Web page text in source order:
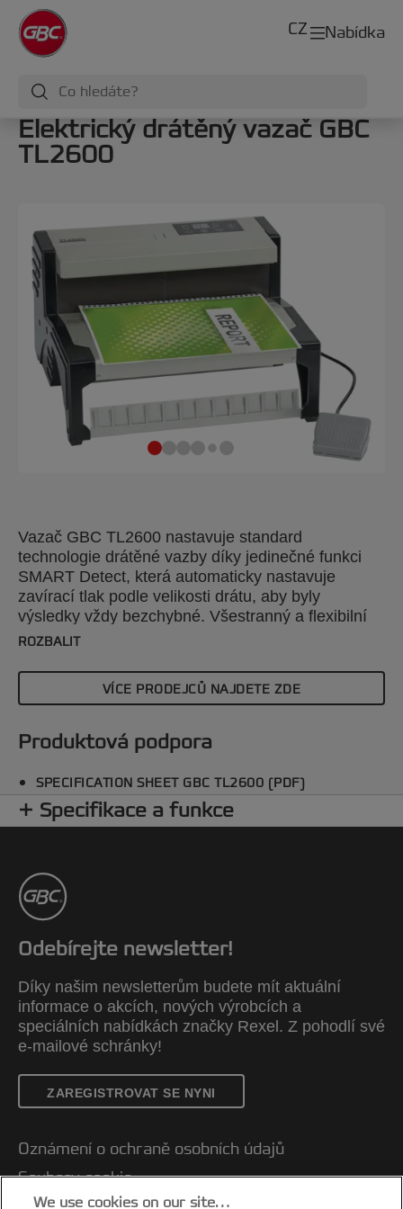
Nabídka
CZ
Elektrický drátěný vazač GBC
TL2600
Vazač GBC TL2600 nastavuje standard
technologie drátěné vazby díky jedinečné funkci
SMART Detect, která automaticky nastavuje
zavírací tlak podle velikosti drátu, aby byly
výsledky vždy bezchybné. Všestranný a flexibilní
vazač váže dokumenty od 2 do 340 listů a
jsou A4, A5 a A3 s krátkým okrajem. Je
kompatibilní s velikostí drátěných hřbetů 4 až 24 a
finanční zprávy a kalendáře. Vazač GBC TL2600
zvyšuje efektivitu a profesionalitu při
velkoobjemových vázacích úkolech. Stříbrná
barva.
ROZBALIT
VÍCE PRODEJCŮ NAJDETE ZDE
Produktová podpora
SPECIFICATION SHEET GBC TL2600 (PDF)
Specifikace a funkce
Odebírejte newsletter!
Díky našim newsletterům budete mít aktuální
informace o akcích, nových výrobcích a
speciálních nabídkách značky Rexel. Z pohodlí své
e-mailové schránky!
ZAREGISTROVAT SE NYNI
Oznámení o ochraně osobních údajů
Soubory cookie
We use cookies on our site…